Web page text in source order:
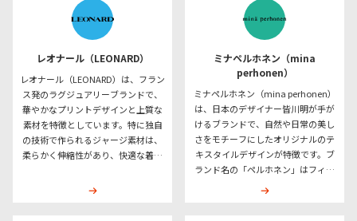
ンプルでありながら大胆なカラー展
開やアート性の高いプリントを取り
入れており、個性を引き立てます。
多様な体型にフィットし、年齢や性
です。サステナブルな製品作りにも
注力しており、ファッション業界で
の革新性と実用性を兼ね備えたブラ
ンドとして、国内外で高く評価され
ています。
また、シンプルでタイムレスなデザ
インが多く、性別や年齢を問わず幅
広い層に愛されています。サステナ
ブルな理念を重視し、素材選びや生
産工程において環境への配慮も行っ
ています。イッセイミヤケは、美し
さと実用性を兼ね備えた革新性で、
国内外から高い評価を受けるブラン
ドです。
レオナール（LEONARD）
レオナール（LEONARD）は、フラン
ス発のラグジュアリーブランドで、
華やかなプリントデザインと上質な
素材を特徴としています。特に独自
の技術で作られるジャージ素材は、
柔らかく伸縮性があり、快適な着心
練の職人が手がける独創的なプリン
ミナペルホネン（mina
perhonen）
ミナペルホネン（mina perhonen）
は、日本のデザイナー皆川明が手が
けるブランドで、自然や日常の美し
さをモチーフにしたオリジナルのテ
キスタイルデザインが特徴です。ブ
ランド名の「ペルホネン」はフィン